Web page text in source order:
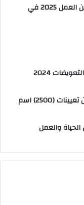
رابط استمارة العاطلين عن العمل 2025 في
2024
(2500) اسم
الحياة والعمل